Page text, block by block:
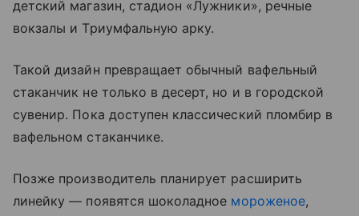
детский магазин, стадион «Лужники», речные
вокзалы и Триумфальную арку.
Такой дизайн превращает обычный вафельный
стаканчик не только в десерт, но и в городской
сувенир. Пока доступен классический пломбир в
вафельном стаканчике.
Позже производитель планирует расширить
линейку — появятся шоколадное мороженое,